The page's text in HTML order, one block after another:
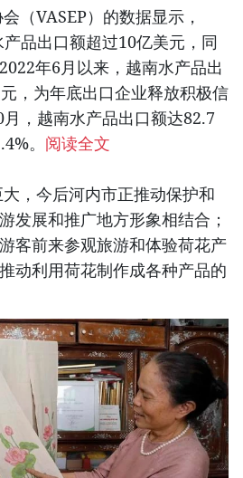
（VASEP）的数据显示，
品出口额超过10亿美元，同
年6月以来，越南水产品出
，为年底出口企业释放积极信
，越南水产品出口额达82.7
。 阅读全文
，今后河内市正推动保护和
发展和推广地方形象相结合；
客前来参观旅游和体验荷花产
动利用荷花制作成各种产品的